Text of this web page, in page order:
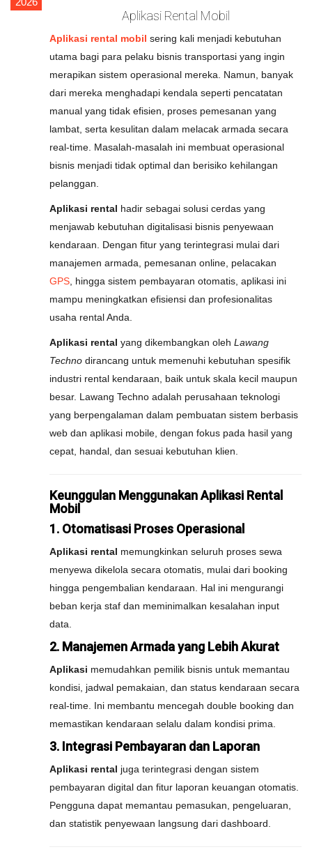
Aplikasi Rental Mobil
Aplikasi rental mobil sering kali menjadi kebutuhan
utama bagi para pelaku bisnis transportasi yang ingin
merapikan sistem operasional mereka. Namun, banyak
dari mereka menghadapi kendala seperti pencatatan
manual yang tidak efisien, proses pemesanan yang
lambat, serta kesulitan dalam melacak armada secara
real-time. Masalah-masalah ini membuat operasional
bisnis menjadi tidak optimal dan berisiko kehilangan
pelanggan.
Aplikasi rental hadir sebagai solusi cerdas yang
menjawab kebutuhan digitalisasi bisnis penyewaan
kendaraan. Dengan fitur yang terintegrasi mulai dari
manajemen armada, pemesanan online, pelacakan
GPS , hingga sistem pembayaran otomatis, aplikasi ini
mampu meningkatkan efisiensi dan profesionalitas
usaha rental Anda.
Aplikasi rental yang dikembangkan oleh Lawang
Techno dirancang untuk memenuhi kebutuhan spesifik
industri rental kendaraan, baik untuk skala kecil maupun
besar. Lawang Techno adalah perusahaan teknologi
yang berpengalaman dalam pembuatan sistem berbasis
web dan aplikasi mobile, dengan fokus pada hasil yang
cepat, handal, dan sesuai kebutuhan klien.
Keunggulan Menggunakan Aplikasi Rental
Mobil
1. Otomatisasi Proses Operasional
Aplikasi rental memungkinkan seluruh proses sewa
menyewa dikelola secara otomatis, mulai dari booking
hingga pengembalian kendaraan. Hal ini mengurangi
beban kerja staf dan meminimalkan kesalahan input
data.
2. Manajemen Armada yang Lebih Akurat
Aplikasi memudahkan pemilik bisnis untuk memantau
kondisi, jadwal pemakaian, dan status kendaraan secara
real-time. Ini membantu mencegah double booking dan
memastikan kendaraan selalu dalam kondisi prima.
3. Integrasi Pembayaran dan Laporan
Aplikasi rental juga terintegrasi dengan sistem
pembayaran digital dan fitur laporan keuangan otomatis.
Pengguna dapat memantau pemasukan, pengeluaran,
dan statistik penyewaan langsung dari dashboard.